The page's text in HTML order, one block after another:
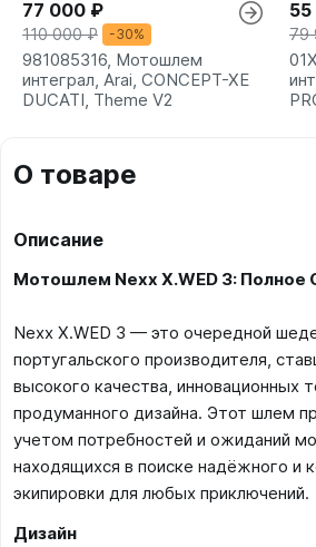
77 000 ₽
110 000 ₽ -30%
981085316, Мотошлем
интеграл, Arai, CONCEPT-XE
DUCATI, Theme V2
79
О товаре
Описание
Мотошлем Nexx X.WED 3: Полное
Nexx X.WED 3 — это очередной
португальского производителя,
высокого качества, инновационных
продуманного дизайна. Этот шлем
учетом потребностей и ожиданий
находящихся в поиске надёжного и
экипировки для любых приключений.
Дизайн